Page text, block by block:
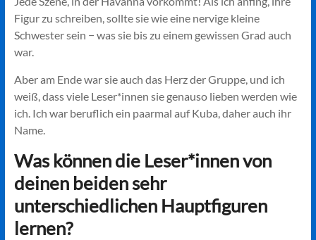
Figur zu schreiben, sollte sie wie eine nervige kleine
Schwester sein − was sie bis zu einem gewissen Grad auch
war.
Aber am Ende war sie auch das Herz der Gruppe, und ich
weiß, dass viele Leser*innen sie genauso lieben werden wie
ich. Ich war beruflich ein paarmal auf Kuba, daher auch ihr
Name.
Was können die Leser*innen von
deinen beiden sehr
unterschiedlichen Hauptfiguren
lernen?